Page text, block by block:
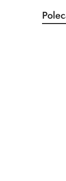
Pomiń
o